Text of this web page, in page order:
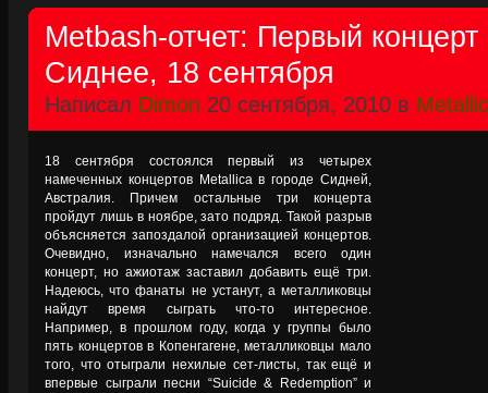
Metbash-отчет: Первый
Сиднее, 18 сентября
Написал Dimon 20 сентября, 2010 в
18 сентября состоялся первый из четырех
намеченных концертов Metallica в городе Сидней,
Австралия. Причем остальные три концерта
пройдут лишь в ноябре, зато подряд. Такой разрыв
объясняется запоздалой организацией концертов.
Очевидно, изначально намечался всего один
концерт, но ажиотаж заставил добавить ещё три.
Надеюсь, что фанаты не устанут, а металликовцы
найдут время сыграть что-то интересное.
Например, в прошлом году, когда у группы было
пять концертов в Копенгагене, металликовцы мало
того, что отыграли нехилые сет-листы, так ещё и
впервые сыграли песни “Suicide & Redemption” и